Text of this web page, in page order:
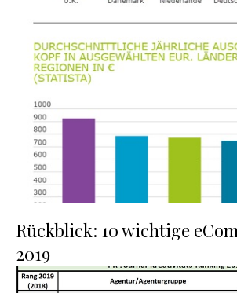
Rückblick: 10 wichtige
2019